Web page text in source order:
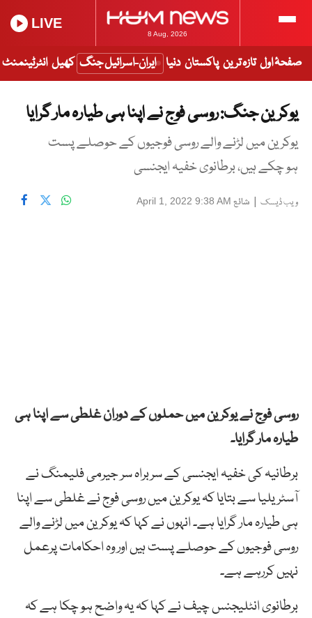
8 Aug, 2026
LIVE
صفحۂ اول تازہ ترین پاکستان دنیا ایران-اسرائیل جنگ کھیل انٹرٹینمنٹ
یوکرین جنگ: روسی فوج نے اپنا ہی طیارہ مار گرایا
یوکرین میں لڑنے والے روسی فوجیوں کے حوصلے پست
ہو چکے ہیں، برطانوی خفیہ ایجنسی
ویب ڈیسک | شائع April 1, 2022 9:38 AM
روسی فوج نے یوکرین میں حملوں کے دوران غلطی سے اپنا ہی
طیارہ مار گرایا۔
برطانیہ کی خفیہ ایجنسی کے سربراہ سر جیرمی فلیمنگ نے
آسٹریلیا سے بتایا کہ یوکرین میں روسی فوج نے غلطی سے اپنا
ہی طیارہ مار گرایا ہے۔ انہوں نے کہا کہ یوکرین میں لڑنے والے
روسی فوجیوں کے حوصلے پست ہیں اور وہ احکامات پرعمل
نہیں کررہے ہے۔
برطانوی انٹلیجنس چیف نے کہا کہ یہ واضح ہو چکا ہے کہ